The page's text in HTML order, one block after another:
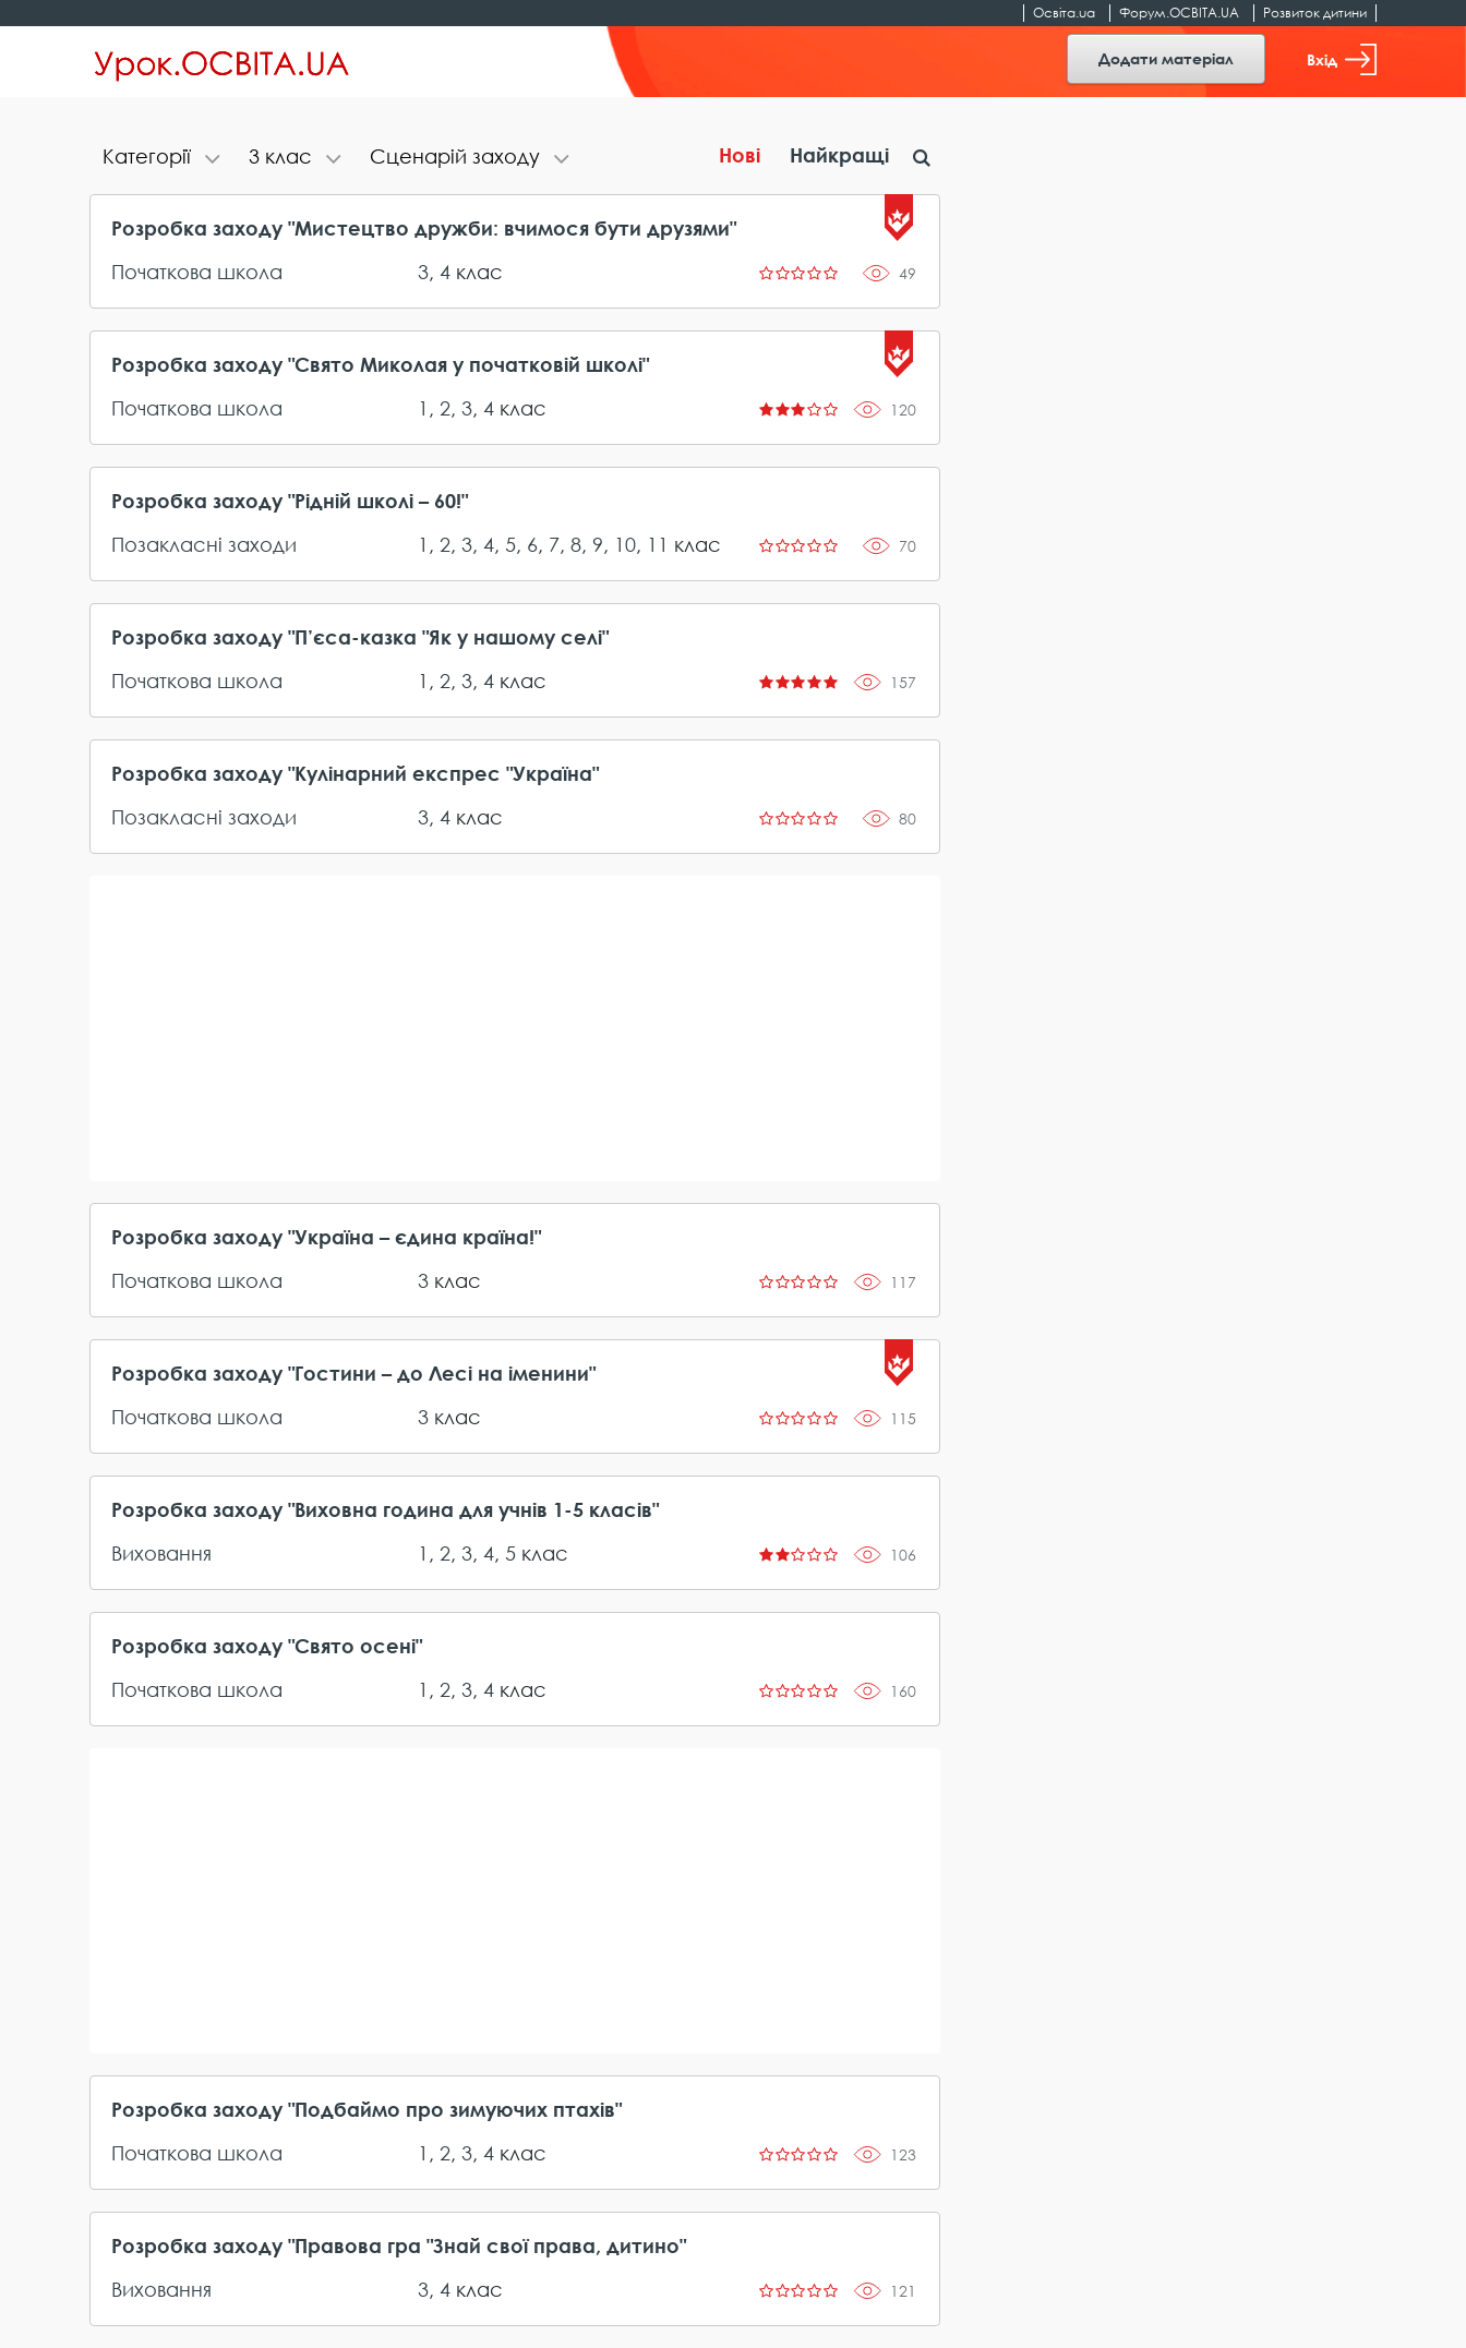
Освіта.ua Форум.ОСВІТА.UA Розвиток дитини
Додати матеріал Вхід
К​а​т​е​г​о​р​і​ї 3​ ​к​л​а​с С​ц​е​н​а​р​і​й​ ​з​а​х​о​д​у Нові Найкращі
Розробка заходу "Мистецтво дружби: вчимося бути друзями"
Початкова школа
3, 4клас 49
Розробка заходу "Свято Миколая у початковій школі"
Початкова школа
1 , 2, 3, 4клас 120
Розробка заходу "Рідній школі – 60!"
Позакласні заходи
1 , 2, 3, 4, 5, 6, 7, 8, 9, 10, 11 клас 70
Розробка заходу "П’єса-казка "Як у нашому селі"
Початкова школа
1 , 2, 3, 4клас 157
Розробка заходу "Кулінарний експрес "Україна"
Позакласні заходи
3, 4клас 80
Розробка заходу "Україна – єдина країна!"
Початкова школа
3клас 117
Розробка заходу "Гостини – до Лесі на іменини"
Початкова школа
3клас 115
Розробка заходу "Виховна година для учнів 1-5 класів"
Виховання
1 , 2, 3, 4, 5клас 106
Розробка заходу "Свято осені"
Початкова школа
1 , 2, 3, 4клас 160
Розробка заходу "Подбаймо про зимуючих птахів"
Початкова школа
1 , 2, 3, 4клас 123
Розробка заходу "Правова гра "Знай свої права, дитино"
Виховання
3, 4клас 121